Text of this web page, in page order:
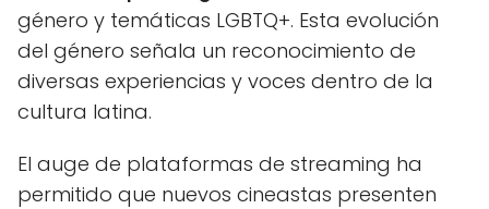
género y temáticas LGBTQ+. Esta evolución
del género señala un reconocimiento de
diversas experiencias y voces dentro de la
cultura latina.
El auge de plataformas de streaming ha
permitido que nuevos cineastas presenten